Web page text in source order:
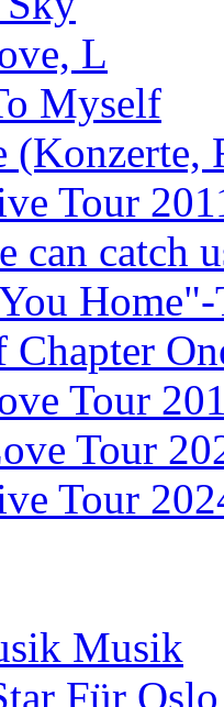
L
Myself
(Konzerte,
Tour
can catch
Chapter
Tour
Tour
Tour
Musik
Für Oslo